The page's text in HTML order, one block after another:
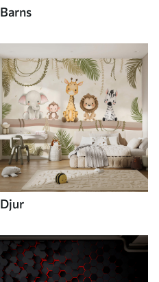
Barns
Djur